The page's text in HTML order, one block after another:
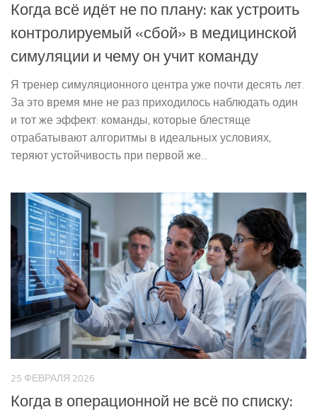
Когда всё идёт не по плану: как устроить
контролируемый «сбой» в медицинской
симуляции и чему он учит команду
Я тренер симуляционного центра уже почти десять лет.
За это время мне не раз приходилось наблюдать один
и тот же эффект: команды, которые блестяще
отрабатывают алгоритмы в идеальных условиях,
теряют устойчивость при первой же...
25 ФЕВРАЛЯ 2026
Когда в операционной не всё по списку: